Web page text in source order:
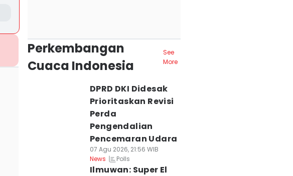
Perkembangan
Cuaca Indonesia
See
More
DPRD DKI Didesak
Prioritaskan Revisi
Perda
Pengendalian
Pencemaran Udara
07 Agu 2026, 21:56 WIB
News
Polls
Ilmuwan: Super El